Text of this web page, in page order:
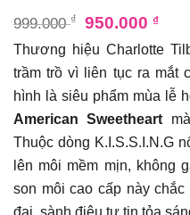
999.000₫ 950.000 ₫
Thương hiệu Charlotte
trầm trồ vì liên tục ra mắt
hình là siêu phẩm mùa lễ
American Sweetheart
Thuộc dòng K.I.S.S.I.N.G
lên môi mềm mịn, không
son môi cao cấp này